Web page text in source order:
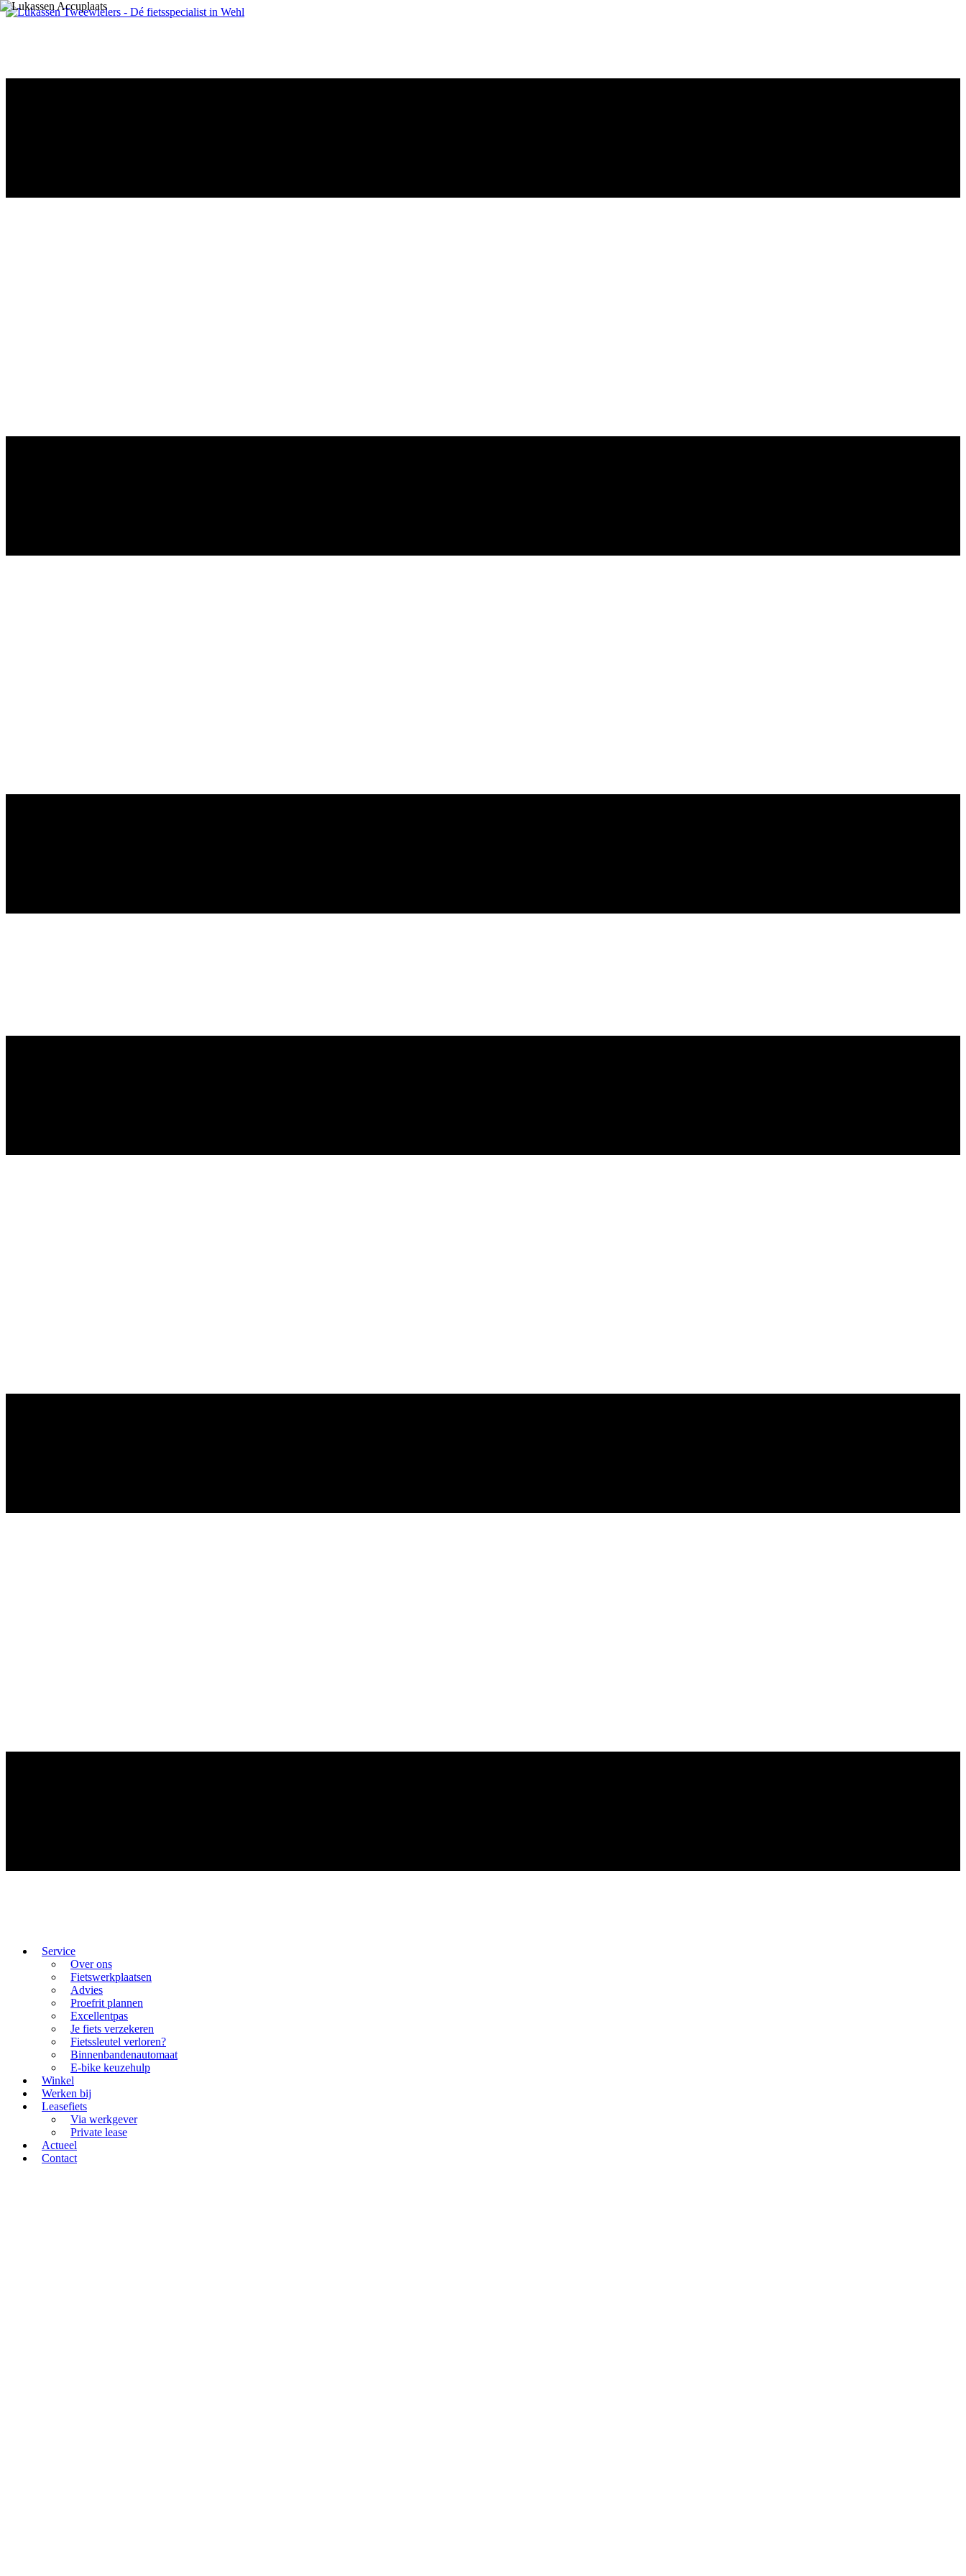
Service
Over ons
Fietswerkplaatsen
Advies
Proefrit plannen
Excellentpas
Je fiets verzekeren
Fietssleutel verloren?
Binnenbandenautomaat
E-bike keuzehulp
Winkel
Werken bij
Leasefiets
Via werkgever
Private lease
Actueel
Contact